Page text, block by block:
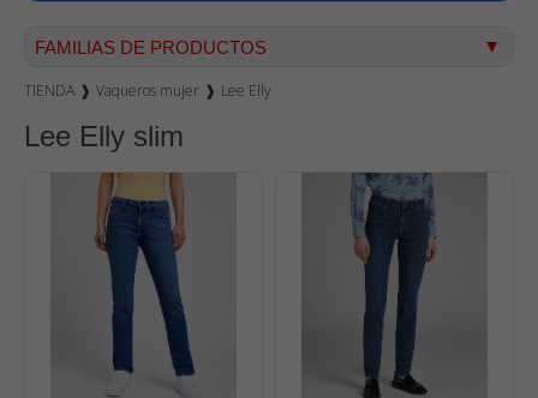
FAMILIAS DE PRODUCTOS
Vaqueros hombre
Dockers
Pana hombre
Camisetas
Bermudas
Sudaderas
Camisas
TIENDA ❱ Vaqueros mujer ❱ Lee Elly
Lee Elly slim